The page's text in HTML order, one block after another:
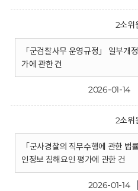
2소위
「군검찰사무 운영규정」 일부개
가에 관한 건
2026-01-14
2소위
「군사경찰의 직무수행에 관한 법
인정보 침해요인 평가에 관한 건
2026-01-14